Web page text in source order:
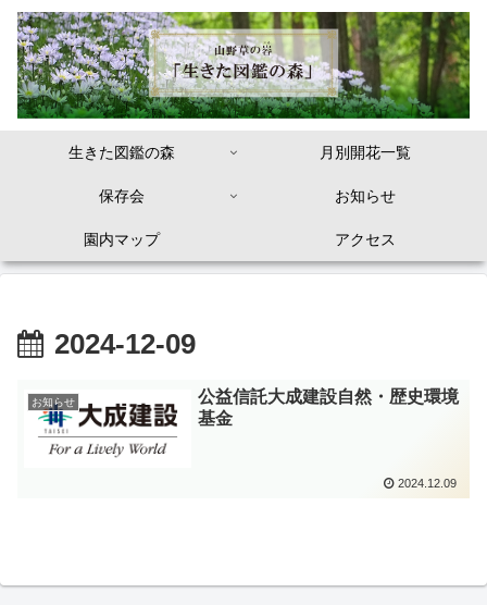
生きた図鑑の森 月別開花一覧
保存会 お知らせ
園内マップ アクセス
2024-12-09
お知らせ
公益信託大成建設自然・歴史環境
基金
2024.12.09